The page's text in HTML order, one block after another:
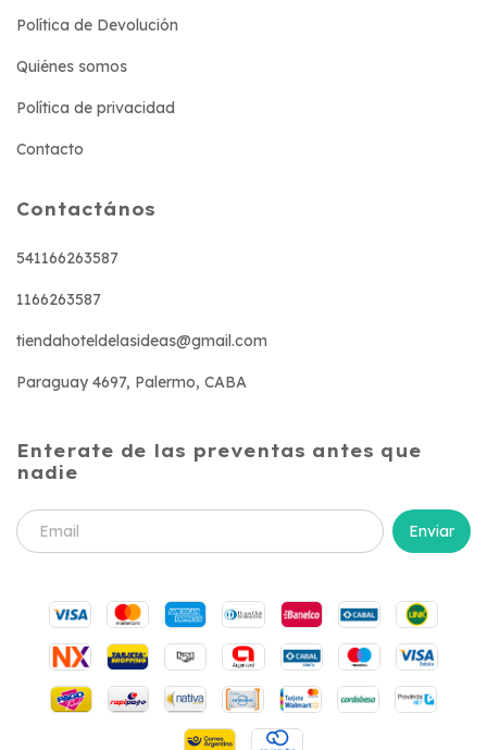
Política de Devolución
Quiénes somos
Política de privacidad
Contacto
Contactános
541166263587
1166263587
tiendahoteldelasideas@gmail.com
Paraguay 4697, Palermo, CABA
Enterate de las preventas antes que
nadie